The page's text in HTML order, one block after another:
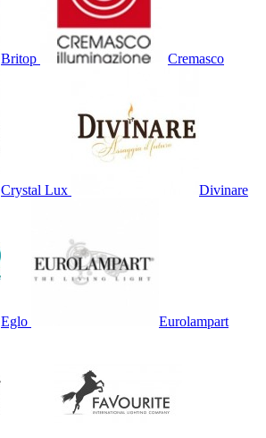
Britop Cremasco
Crystal Lux Divinare
Eglo Eurolampart